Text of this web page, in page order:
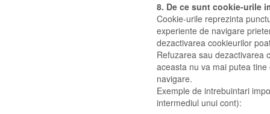
8. De ce sunt cookie-urile
Cookie-urile reprezinta
experiente de navigare
dezactivarea cookieurilor
Refuzarea sau dezactivarea
aceasta nu va mai putea
navigare.
Exemple de intrebuintari
intermediul unui cont):